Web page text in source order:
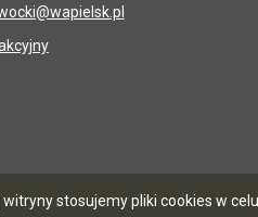
stosujemy pliki cookies w